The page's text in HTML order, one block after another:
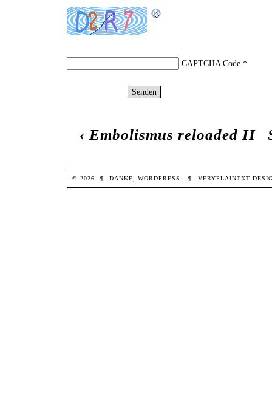
CAPTCHA Code*
‹ Embolismus reloaded II
© 2026 ¶ DANKE,WORDPRESS. ¶ VERYPLAINTXT